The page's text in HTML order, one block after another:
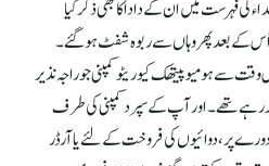
کی فہرست میں ان کے دادا کا بھی ذکر کیا
اُس کے بعد پھر وہاں سے ربوہ شفٹ ہو گئے۔
ہومیو پیتھک کیوریٹو کمپنی جو راجہ نذیر
رہے تھے۔ اور آپ کے سپرد کمپنی کی طرف
دورے پر، دوائیوں کی فروخت کے لئے یا آرڈر